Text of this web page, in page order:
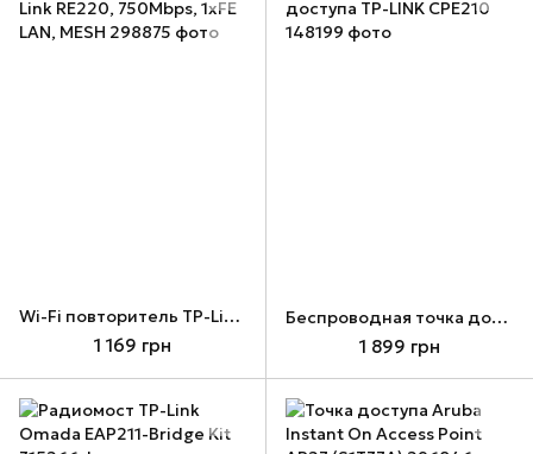
Wi-Fi повторитель TP-Link RE220, 750Mbps, 1xFE LAN, MESH
1 169 грн
Беспроводная точка доступа TP-LINK CPE210
1 899 грн